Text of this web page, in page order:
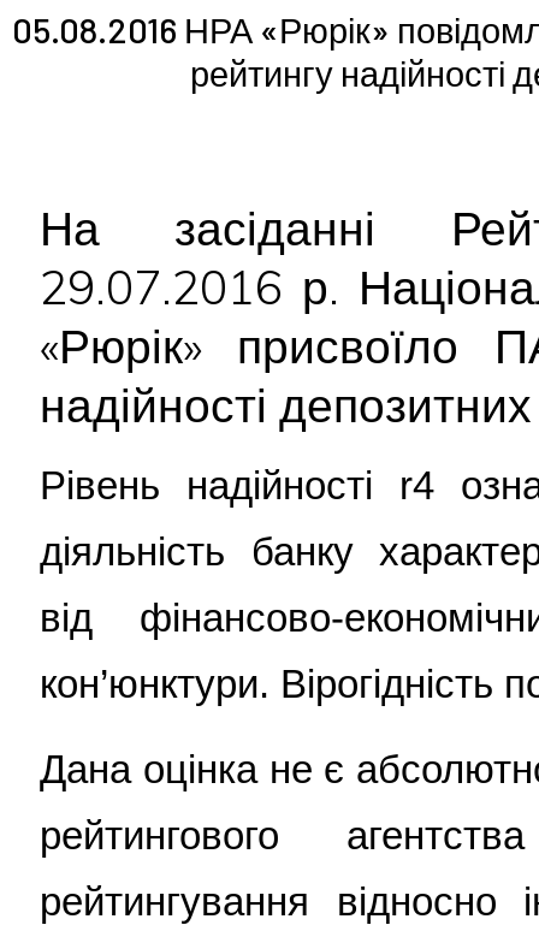
05.08.2016 НРА «Рюрік»
рейтингу надійності
На засіданні
29.07.2016 р.
«Рюрік» присвоїло
надійності
Рівень надійності r4
діяльність банку
від фінансово-
кон’юнктури. Вірогідність
Дана оцінка не є
рейтингового
рейтингування відносно